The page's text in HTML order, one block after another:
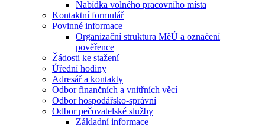
Nabídka volného pracovního místa
Kontaktní formulář
Povinné informace
Organizační struktura MěÚ a označení
pověřence
Žádosti ke stažení
Úřední hodiny
Adresář a kontakty
Odbor finančních a vnitřních věcí
Odbor hospodářsko-správní
Odbor pečovatelské služby
Základní informace